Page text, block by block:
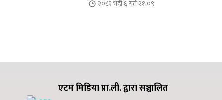
२०८२ भदौ ६ गते २१:०९
एटम मिडिया प्रा.ली. द्वारा सञ्चालित